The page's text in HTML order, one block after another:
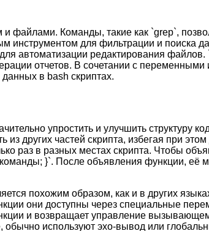
файлами. Команды, такие как `grep`,
для фильтрации и поиска
автоматизации редактирования
отчетов. В сочетании с
в bash скриптах.
упростить и улучшить структуру
других частей скрипта, избегая при
раз в разных местах скрипта. Чтобы
}`. После объявления функции, её
похожим образом, как и в других
они доступны через специальные
и возвращает управление
используют эхо-вывод или